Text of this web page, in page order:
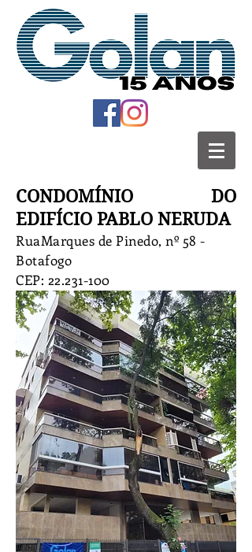
CONDOMÍNIO DO
EDIFÍCIO PABLO NERUDA
RuaMarques de Pinedo, nº 58 -
Botafogo
CEP: 22.231-100